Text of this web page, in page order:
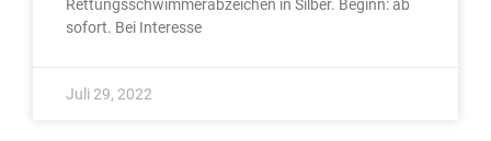
Rettungsschwimmerabzeichen in Silber. Beginn: ab
sofort. Bei Interesse
Juli 29, 2022